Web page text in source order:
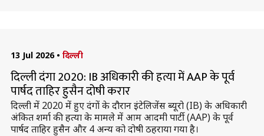
13 Jul 2026 • दिल्ली
दिल्ली दंगा 2020: IB अधिकारी की हत्या में AAP के पूर्व
पार्षद ताहिर हुसैन दोषी करार
दिल्ली में 2020 में हुए दंगों के दौरान इंटेलिजेंस ब्यूरो (IB) के अधिकारी
अंकित शर्मा की हत्या के मामले में आम आदमी पार्टी (AAP) के पूर्व
पार्षद ताहिर हुसैन और 4 अन्य को दोषी ठहराया गया है।